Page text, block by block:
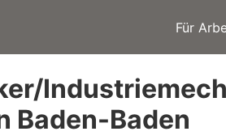
Für
Baden-Baden